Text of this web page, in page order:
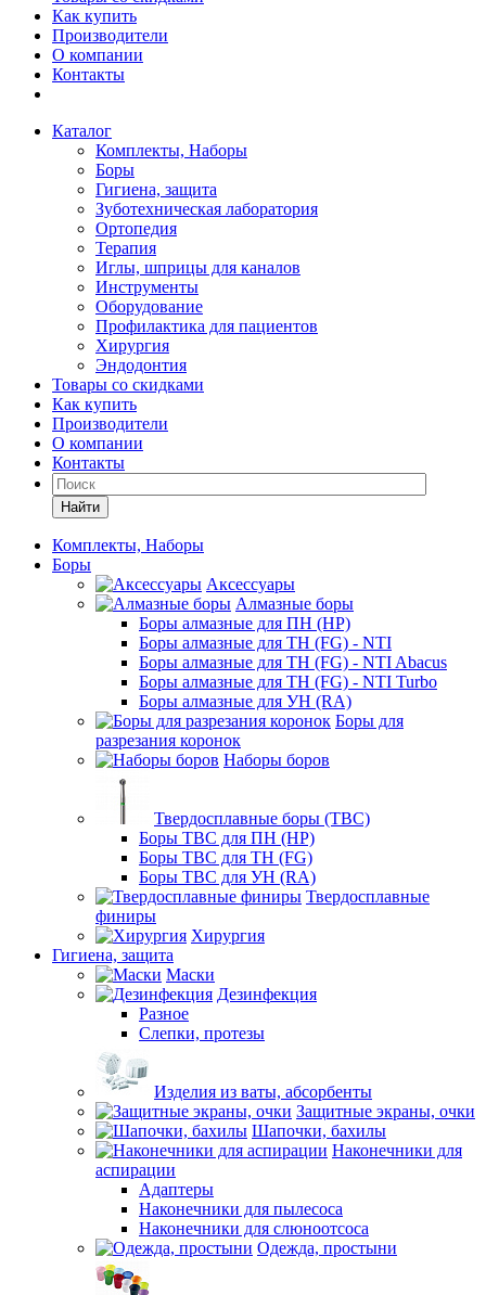
Как купить
Производители
О компании
Контакты
Каталог
Комплекты, Наборы
Боры
Гигиена, защита
Зуботехническая лаборатория
Ортопедия
Терапия
Иглы, шприцы для каналов
Инструменты
Оборудование
Профилактика для пациентов
Хирургия
Эндодонтия
Товары со скидками
Как купить
Производители
О компании
Контакты
Найти
Комплекты, Наборы
Боры
Аксессуары
Алмазные боры
Боры алмазные для ПН (HP)
Боры алмазные для ТН (FG) - NTI
Боры алмазные для ТН (FG) - NTI Abacus
Боры алмазные для ТН (FG) - NTI Turbo
Боры алмазные для УН (RA)
Боры для
разрезания коронок
Наборы боров
Твердосплавные боры (ТВС)
Боры ТВС для ПН (HP)
Боры ТВС для ТН (FG)
Боры ТВС для УН (RA)
Твердосплавные
финиры
Хирургия
Гигиена, защита
Маски
Дезинфекция
Разное
Слепки, протезы
Изделия из ваты, абсорбенты
Защитные экраны, очки
Шапочки, бахилы
Наконечники для
аспирации
Адаптеры
Наконечники для пылесоса
Наконечники для слюноотсоса
Одежда, простыни